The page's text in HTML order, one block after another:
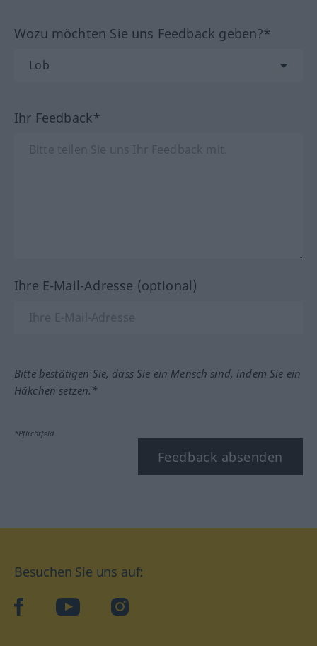
Wozu möchten Sie uns Feedback geben?*
Ihr Feedback*
Ihre E-Mail-Adresse (optional)
Bitte bestätigen Sie, dass Sie ein Mensch sind, indem Sie ein
Häkchen setzen.*
*Pflichtfeld
Feedback absenden
Besuchen Sie uns auf:
facebookYouTube Instagram